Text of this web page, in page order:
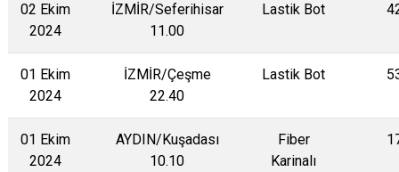
02 Ekim
2024
İZMİR/Seferihisar
11.00
Lastik Bot
01 Ekim
2024
İZMİR/Çeşme
22.40
Lastik Bot
01 Ekim
2024
AYDIN/Kuşadası
10.10
Fiber
Karinalı